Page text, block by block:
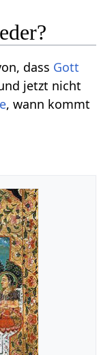
dass Gott
jetzt nicht
, wann kommt